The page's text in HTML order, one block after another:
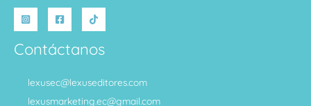
Contáctanos
lexusec@lexuseditores.com
lexusmarketing.ec@gmail.com